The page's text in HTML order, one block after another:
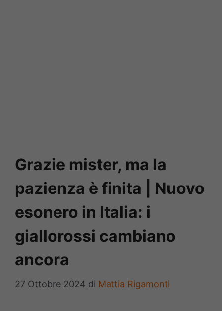
Grazie mister, ma la
pazienza è finita | Nuovo
esonero in Italia: i
giallorossi cambiano
ancora
27 Ottobre 2024 di Mattia Rigamonti